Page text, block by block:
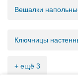
Вешалки
Ключницы
+ ещё 3